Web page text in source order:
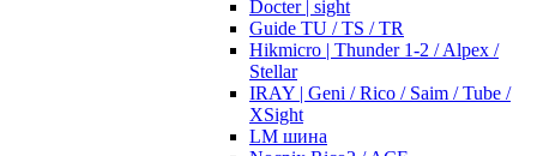
Docter | sight
Guide TU / TS / TR
Hikmicro | Thunder 1-2 / Alpex /
Stellar
IRAY | Geni / Rico / Saim / Tube /
XSight
LM шина